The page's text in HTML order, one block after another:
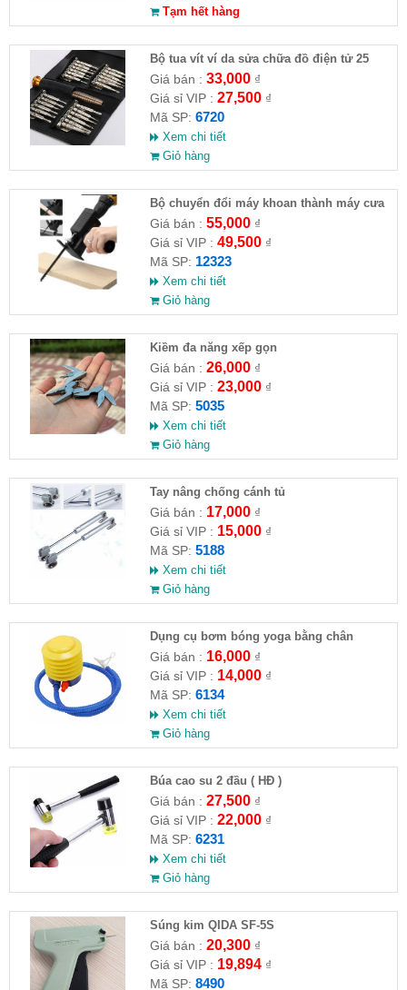
Tạm hết hàng
Bộ tua vít ví da sửa chữa đồ điện tử 25
đầu ( HĐ )
Giá bán : 33,000₫
Giá sỉ VIP : 27,500₫
Mã SP: 6720
Xem chi tiết
Giỏ hàng
Bộ chuyển đổi máy khoan thành máy cưa
(loại thường)( HĐ )
Giá bán : 55,000₫
Giá sỉ VIP : 49,500₫
Mã SP: 12323
Xem chi tiết
Giỏ hàng
Kiềm đa năng xếp gọn
Giá bán : 26,000₫
Giá sỉ VIP : 23,000₫
Mã SP: 5035
Xem chi tiết
Giỏ hàng
Tay nâng chống cánh tủ
Giá bán : 17,000₫
Giá sỉ VIP : 15,000₫
Mã SP: 5188
Xem chi tiết
Giỏ hàng
Dụng cụ bơm bóng yoga bằng chân
Giá bán : 16,000₫
Giá sỉ VIP : 14,000₫
Mã SP: 6134
Xem chi tiết
Giỏ hàng
Búa cao su 2 đầu ( HĐ )
Giá bán : 27,500₫
Giá sỉ VIP : 22,000₫
Mã SP: 6231
Xem chi tiết
Giỏ hàng
Súng kim QIDA SF-5S
Giá bán : 20,300₫
Giá sỉ VIP : 19,894₫
Mã SP: 8490